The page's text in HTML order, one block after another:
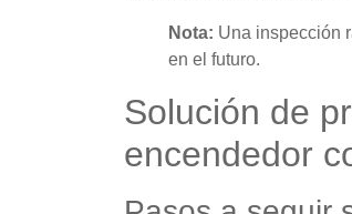
Nota: Una inspección
en el futuro.
Solución de
encendedor